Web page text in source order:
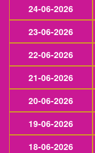
24-06-2026
23-06-2026
22-06-2026
21-06-2026
20-06-2026
19-06-2026
18-06-2026